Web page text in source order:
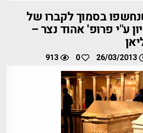
בסמוך לקברו של
ע"י פרופ' אהוד נצר –
26/03/2013
0
913